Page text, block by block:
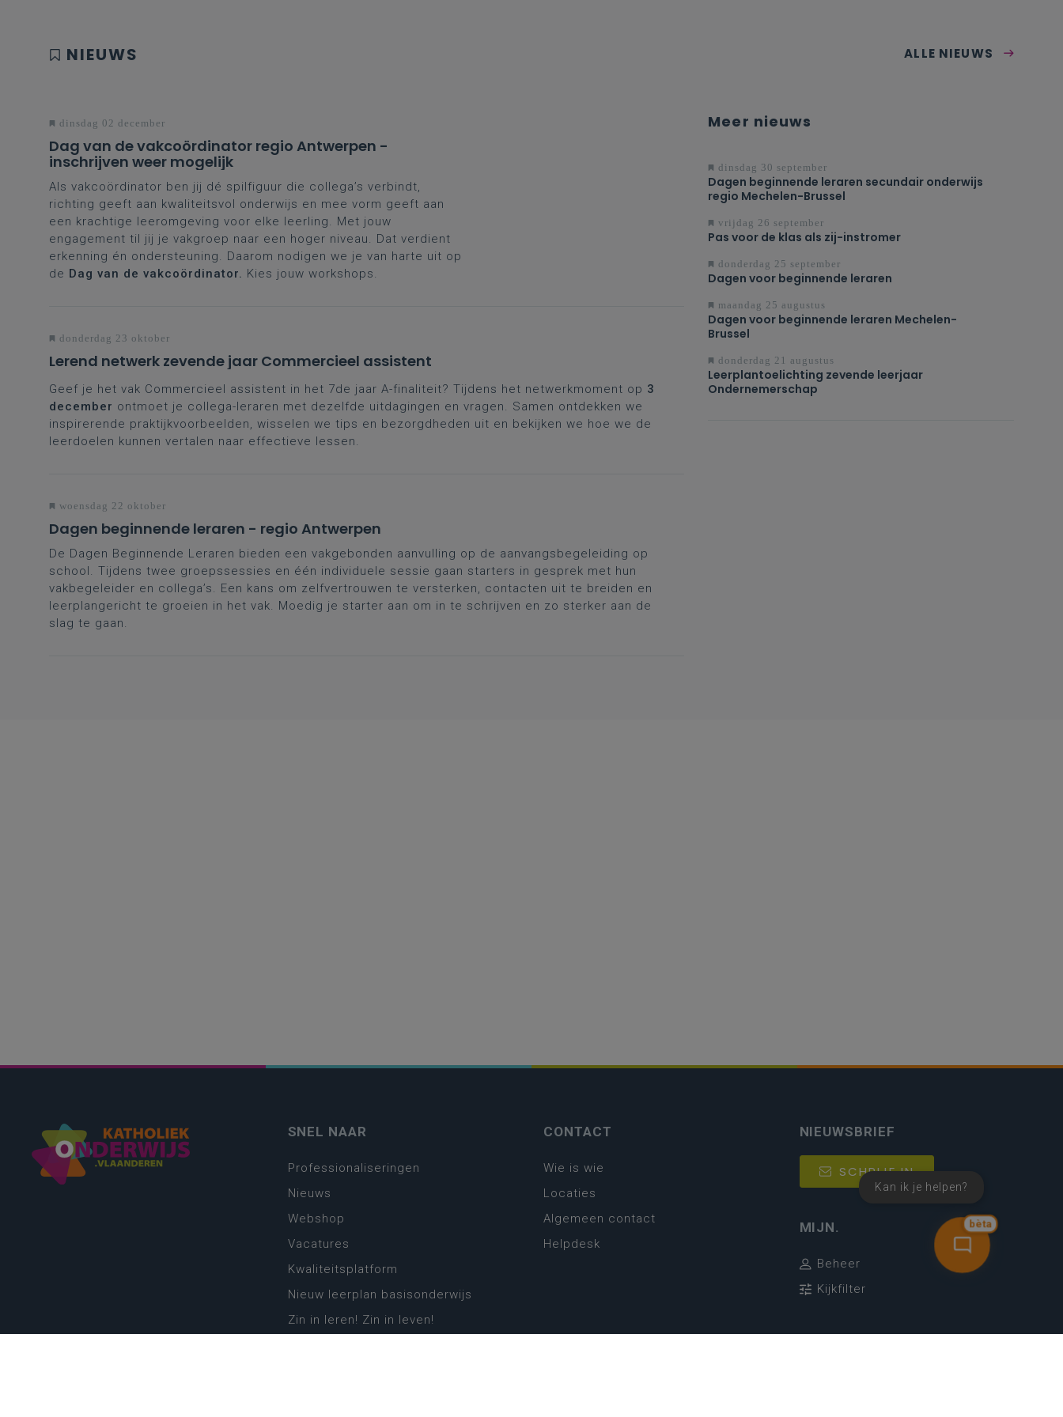
NIEUWS ALLE NIEUWS
dinsdag 02 december
Dag van de vakcoördinator regio Antwerpen -
inschrijven weer mogelijk
Als vakcoördinator ben jij dé spilfiguur die collega’s verbindt,
richting geeft aan kwaliteitsvol onderwijs en mee vorm geeft aan
een krachtige leeromgeving voor elke leerling. Met jouw
engagement til jij je vakgroep naar een hoger niveau. Dat verdient
erkenning én ondersteuning. Daarom nodigen we je van harte uit op
de Dag van de vakcoördinator. Kies jouw workshops.
donderdag 23 oktober
Lerend netwerk zevende jaar Commercieel assistent
Geef je het vak Commercieel assistent in het 7de jaar A-finaliteit? Tijdens het netwerkmoment op 3
december ontmoet je collega-leraren met dezelfde uitdagingen en vragen. Samen ontdekken we
inspirerende praktijkvoorbeelden, wisselen we tips en bezorgdheden uit en bekijken we hoe we de
leerdoelen kunnen vertalen naar effectieve lessen.
woensdag 22 oktober
Dagen beginnende leraren - regio Antwerpen
De Dagen Beginnende Leraren bieden een vakgebonden aanvulling op de aanvangsbegeleiding op
school. Tijdens twee groepssessies en één individuele sessie gaan starters in gesprek met hun
vakbegeleider en collega’s. Een kans om zelfvertrouwen te versterken, contacten uit te breiden en
leerplangericht te groeien in het vak. Moedig je starter aan om in te schrijven en zo sterker aan de
slag te gaan.
Meer nieuws
dinsdag 30 september
Dagen beginnende leraren secundair onderwijs
regio Mechelen-Brussel
vrijdag 26 september
Pas voor de klas als zij-instromer
donderdag 25 september
Dagen voor beginnende leraren
maandag 25 augustus
Dagen voor beginnende leraren Mechelen-
Brussel
donderdag 21 augustus
Leerplantoelichting zevende leerjaar
Ondernemerschap
bèta
Kan ik je helpen?
SNEL NAAR
Professionaliseringen
Nieuws
Webshop
Vacatures
Kwaliteitsplatform
Nieuw leerplan basisonderwijs
Zin in leren! Zin in leven!
CONTACT
Wie is wie
Locaties
Algemeen contact
Helpdesk
NIEUWSBRIEF
SCHRIJF IN
MIJN.
Beheer
Kijkfilter